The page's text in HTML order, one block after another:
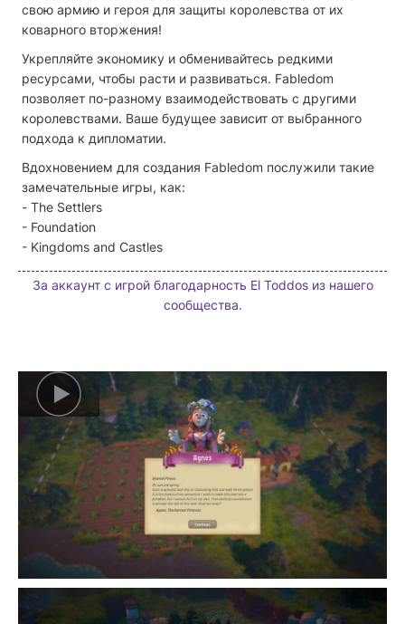
свою армию и героя для защиты королевства от их
коварного вторжения!
Укрепляйте экономику и обменивайтесь редкими
ресурсами, чтобы расти и развиваться. Fabledom
позволяет по-разному взаимодействовать с другими
королевствами. Ваше будущее зависит от выбранного
подхода к дипломатии.
Вдохновением для создания Fabledom послужили такие
замечательные игры, как:
- The Settlers
- Foundation
- Kingdoms and Castles
За аккаунт с игрой благодарность El Toddos из нашего
сообщества.